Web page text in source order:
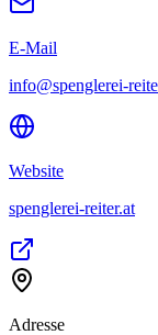
E-Mail
info@spenglerei-
Website
spenglerei-reiter.at
Adresse